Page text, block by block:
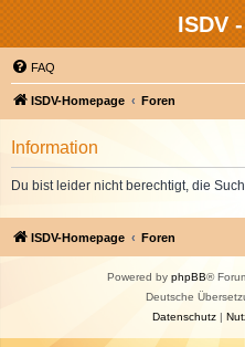
ISDV
FAQ
ISDV-Homepage Foren
Information
Du bist leider nicht berechtigt, die
ISDV-Homepage Foren
Powered by phpBB®
Deutsche
Datenschutz|